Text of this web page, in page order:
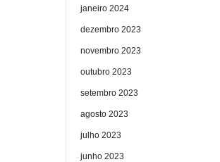
janeiro 2024
dezembro 2023
novembro 2023
outubro 2023
setembro 2023
agosto 2023
julho 2023
junho 2023